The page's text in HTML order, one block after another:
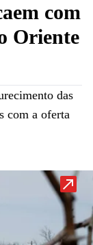
com
Oriente
das
com a oferta